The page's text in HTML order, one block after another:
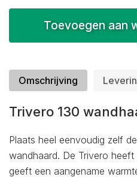
Omschrijving
Trivero 130
Plaats heel eenvoudig zelf
wandhaard. De Trivero
geeft een aangename
Toevoegen aan